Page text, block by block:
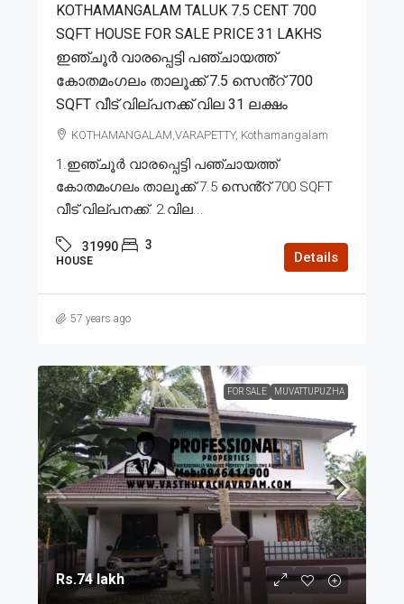
KOTHAMANGALAM TALUK 7.5 CENT 700
SQFT HOUSE FOR SALE PRICE 31 LAKHS
ഇഞ്ചൂർ വാരപ്പെട്ടി പഞ്ചായത്ത്
കോതമംഗലം താലൂക്ക് 7.5 സെൻ്റ് 700
SQFT വീട് വില്പനക്ക് വില 31 ലക്ഷം
KOTHAMANGALAM,VARAPETTY, Kothamangalam
1.ഇഞ്ചൂർ വാരപ്പെട്ടി പഞ്ചായത്ത്
കോതമംഗലം താലൂക്ക് 7.5 സെൻ്റ് 700 SQFT
വീട് വില്പനക്ക്. 2.വില...
31990 3
HOUSE Details
57 years ago
FOR SALE MUVATTUPUZHA
Rs.74 lakh